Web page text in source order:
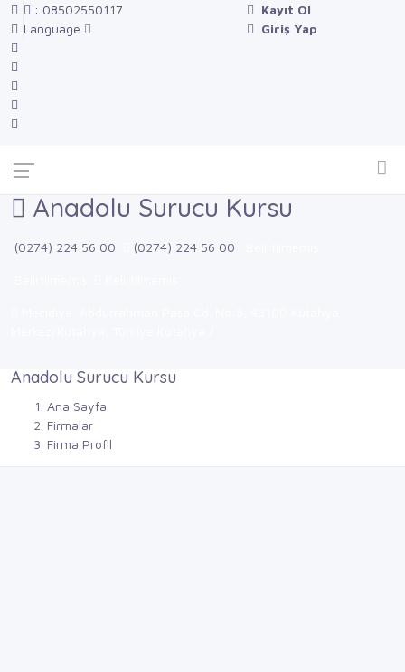
: 08502550117
Language
Kayıt Ol
Giriş Yap
Anadolu Surucu Kursu
(0274) 224 56 00 (0274) 224 56 00
Anadolu Surucu Kursu
Ana Sayfa
Firmalar
Firma Profil